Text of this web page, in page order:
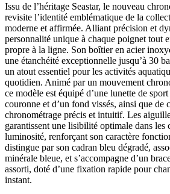
Issu de l’héritage Seastar, le nouveau
revisite l’identité emblématique de la
moderne et affirmée. Alliant précision et
personnalité unique à chaque poignet tout
propre à la ligne. Son boîtier en acier
une étanchéité exceptionnelle jusqu’à 30
un atout essentiel pour les activités
quotidien. Animé par un mouvement
ce modèle est équipé d’une lunette de
couronne et d’un fond vissés, ainsi que de
chronométrage précis et intuitif. Les
garantissent une lisibilité optimale dans les
luminosité, renforçant son caractère
distingue par son cadran bleu dégradé,
minérale bleue, et s’accompagne d’un
assorti, doté d’une fixation rapide pour
instant.